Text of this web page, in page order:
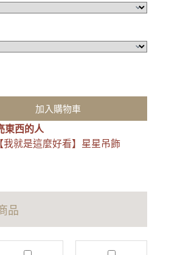
加入購物車
東西的人
我就是這麼好看】星星吊飾
品